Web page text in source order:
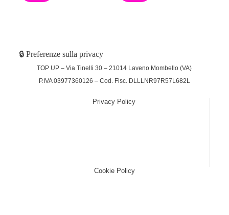
🔒 Preferenze sulla privacy
TOP UP – Via Tinelli 30 – 21014 Laveno Mombello (VA)
P.IVA 03977360126 – Cod. Fisc. DLLLNR97R57L682L
Privacy Policy
Cookie Policy